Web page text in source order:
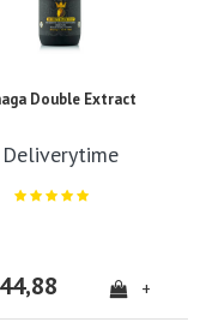
Double Extract
Deliverytime
+